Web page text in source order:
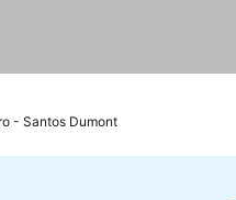
- Santos Dumont